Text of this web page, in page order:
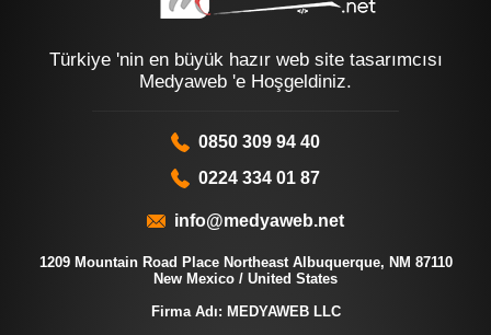
Türkiye 'nin en büyük hazır web site tasarımcısı
Medyaweb 'e Hoşgeldiniz.
0850 309 94 40
0224 334 01 87
info@medyaweb.net
1209 Mountain Road Place Northeast Albuquerque, NM 87110
New Mexico / United States
Firma Adı: MEDYAWEB LLC